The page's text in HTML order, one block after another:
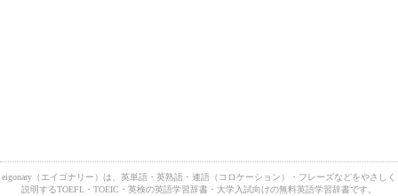
eigonary（エイゴナリー）は、英単語・英熟語・連語（コロケーション）・フレーズなどをやさしく
説明するTOEFL・TOEIC・英検の英語学習辞書・大学入試向けの無料英語学習辞書です。